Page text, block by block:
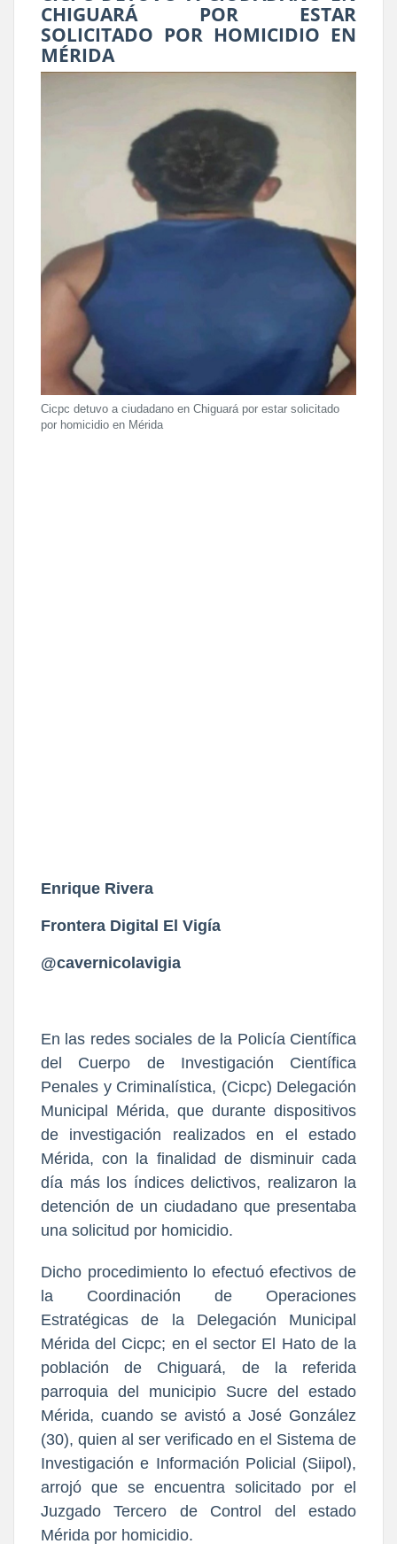
CHIGUARÁ POR ESTAR
SOLICITADO POR HOMICIDIO EN
MÉRIDA
Cicpc detuvo a ciudadano en Chiguará por estar solicitado
por homicidio en Mérida
Enrique Rivera
Frontera Digital El Vigía
@cavernicolavigia
En las redes sociales de la Policía Científica
del Cuerpo de Investigación Científica
Penales y Criminalística, (Cicpc) Delegación
Municipal Mérida, que durante dispositivos
de investigación realizados en el estado
Mérida, con la finalidad de disminuir cada
día más los índices delictivos, realizaron la
detención de un ciudadano que presentaba
una solicitud por homicidio.
Dicho procedimiento lo efectuó efectivos de
la Coordinación de Operaciones
Estratégicas de la Delegación Municipal
Mérida del Cicpc; en el sector El Hato de la
población de Chiguará, de la referida
parroquia del municipio Sucre del estado
Mérida, cuando se avistó a José González
(30), quien al ser verificado en el Sistema de
Investigación e Información Policial (Siipol),
arrojó que se encuentra solicitado por el
Juzgado Tercero de Control del estado
Mérida por homicidio.